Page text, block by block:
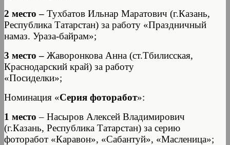
2 место – Тухбатов Ильнар Маратович (г.Казань,
Республика Татарстан) за работу «Праздничный
намаз. Ураза-байрам»;
3 место – Жаворонкова Анна (ст.Тбилисская,
Краснодарский край) за работу
«Посиделки»;
Номинация «Серия фоторабот»:
1 место– Насыров Алексей Владимирович
(г.Казань, Республика Татарстан) за серию
фоторабот «Каравон», «Сабантуй», «Масленица»;